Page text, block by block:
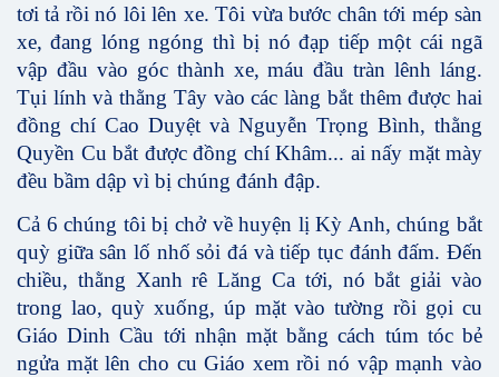
tơi tả rồi nó lôi lên xe. Tôi vừa bước chân tới mép sàn
xe, đang lóng ngóng thì bị nó đạp tiếp một cái ngã
vập đầu vào góc thành xe, máu đầu tràn lênh láng.
Tụi lính và thằng Tây vào các làng bắt thêm được hai
đồng chí Cao Duyệt và Nguyễn Trọng Bình, thằng
Quyền Cu bắt được đồng chí Khâm... ai nấy mặt mày
đều bầm dập vì bị chúng đánh đập.
Cả 6 chúng tôi bị chở về huyện lị Kỳ Anh, chúng bắt
quỳ giữa sân lố nhố sỏi đá và tiếp tục đánh đấm. Đến
chiều, thằng Xanh rê Lăng Ca tới, nó bắt giải vào
trong lao, quỳ xuống, úp mặt vào tường rồi gọi cu
Giáo Dinh Cầu tới nhận mặt bằng cách túm tóc bẻ
ngửa mặt lên cho cu Giáo xem rồi nó vập mạnh vào